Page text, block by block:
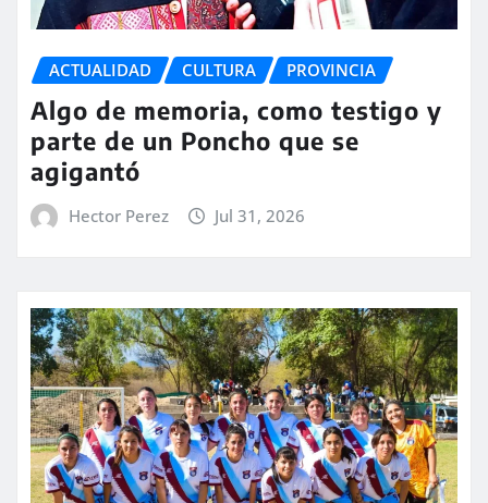
ACTUALIDAD CULTURA PROVINCIA
Algo de memoria, como testigo y
parte de un Poncho que se
agigantó
Hector Perez Jul 31, 2026